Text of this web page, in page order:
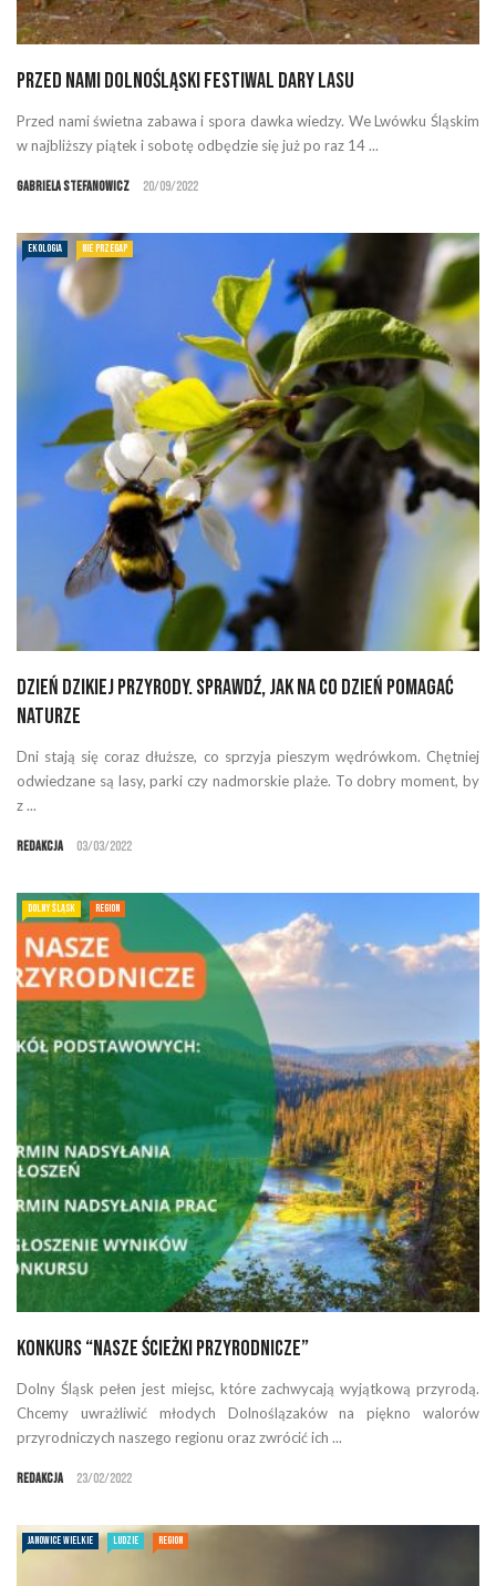
Przed nami Dolnośląski Festiwal Dary Lasu
Przed nami świetna zabawa i spora dawka wiedzy. We Lwówku Śląskim
w najbliższy piątek i sobotę odbędzie się już po raz 14 ...
Gabriela Stefanowicz 20/09/2022
EKOLOGIA NIE PRZEGAP
Dzień Dzikiej Przyrody. Sprawdź, jak na co dzień pomagać
naturze
Dni stają się coraz dłuższe, co sprzyja pieszym wędrówkom. Chętniej
odwiedzane są lasy, parki czy nadmorskie plaże. To dobry moment, by
z ...
Redakcja 03/03/2022
DOLNY ŚLĄSK REGION
Konkurs “Nasze Ścieżki Przyrodnicze”
Dolny Śląsk pełen jest miejsc, które zachwycają wyjątkową przyrodą.
Chcemy uwrażliwić młodych Dolnoślązaków na piękno walorów
przyrodniczych naszego regionu oraz zwrócić ich ...
Redakcja 23/02/2022
JANOWICE WIELKIE LUDZIE REGION